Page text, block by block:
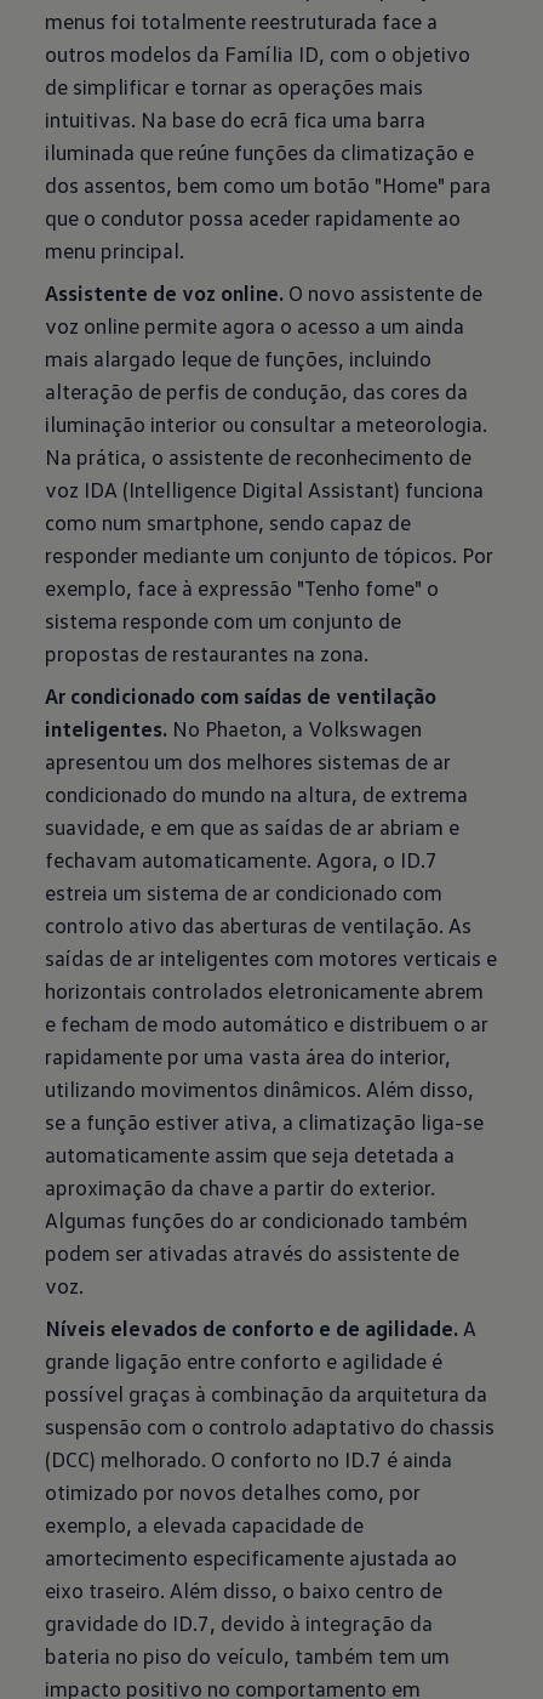
menus foi totalmente reestruturada face a
outros modelos da Família ID, com o objetivo
de simplificar e tornar as operações mais
intuitivas. Na base do ecrã fica uma barra
iluminada que reúne funções da climatização e
dos assentos, bem como um botão "Home" para
que o condutor possa aceder rapidamente ao
menu principal.
Assistente de voz online. O novo assistente de
voz online permite agora o acesso a um ainda
mais alargado leque de funções, incluindo
alteração de perfis de condução, das cores da
iluminação interior ou consultar a meteorologia.
Na prática, o assistente de reconhecimento de
voz IDA (Intelligence Digital Assistant) funciona
como num smartphone, sendo capaz de
responder mediante um conjunto de tópicos. Por
exemplo, face à expressão "Tenho fome" o
sistema responde com um conjunto de
propostas de restaurantes na zona.
Ar condicionado com saídas de ventilação
inteligentes. No Phaeton, a Volkswagen
apresentou um dos melhores sistemas de ar
condicionado do mundo na altura, de extrema
suavidade, e em que as saídas de ar abriam e
fechavam automaticamente. Agora, o ID.7
estreia um sistema de ar condicionado com
controlo ativo das aberturas de ventilação. As
saídas de ar inteligentes com motores verticais e
horizontais controlados eletronicamente abrem
e fecham de modo automático e distribuem o ar
rapidamente por uma vasta área do interior,
utilizando movimentos dinâmicos. Além disso,
se a função estiver ativa, a climatização liga-se
automaticamente assim que seja detetada a
aproximação da chave a partir do exterior.
Algumas funções do ar condicionado também
podem ser ativadas através do assistente de
voz.
Níveis elevados de conforto e de agilidade. A
grande ligação entre conforto e agilidade é
possível graças à combinação da arquitetura da
suspensão com o controlo adaptativo do chassis
(DCC) melhorado. O conforto no ID.7 é ainda
otimizado por novos detalhes como, por
exemplo, a elevada capacidade de
amortecimento especificamente ajustada ao
eixo traseiro. Além disso, o baixo centro de
gravidade do ID.7, devido à integração da
bateria no piso do veículo, também tem um
impacto positivo no comportamento em